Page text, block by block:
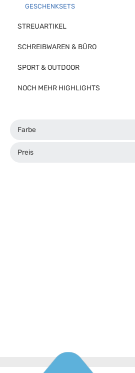
GESCHENKSETS
STREUARTIKEL
SCHREIBWAREN & BÜRO
SPORT & OUTDOOR
NOCH MEHR HIGHLIGHTS
Farbe
Preis